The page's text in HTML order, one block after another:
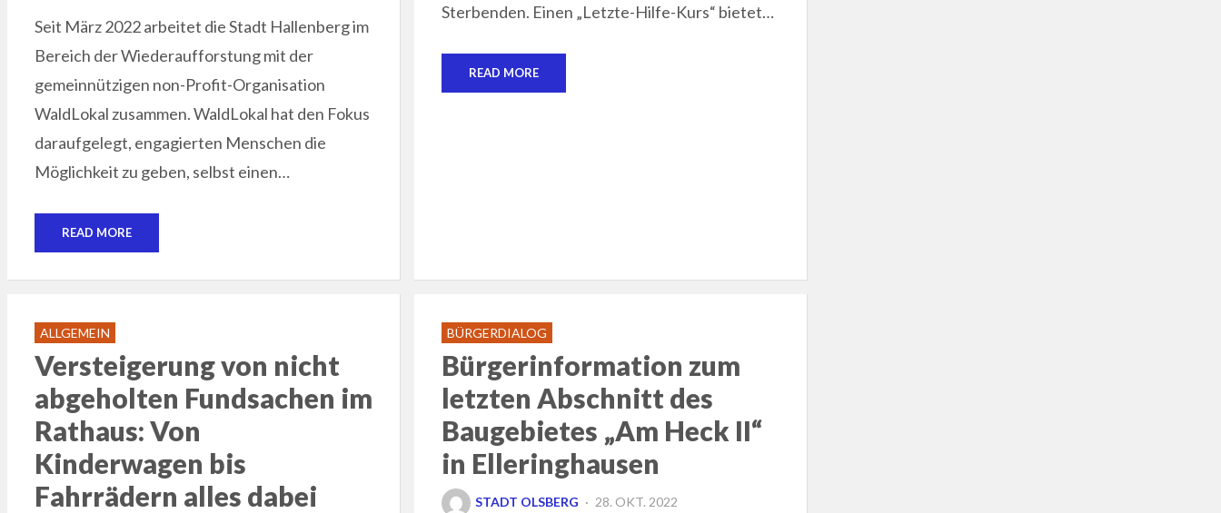
Seit März 2022 arbeitet die Stadt Hallenberg im
Bereich der Wiederaufforstung mit der
gemeinnützigen non-Profit-Organisation
WaldLokal zusammen. WaldLokal hat den Fokus
daraufgelegt, engagierten Menschen die
Möglichkeit zu geben, selbst einen…
READ MORE
Sterbenden. Einen „Letzte-Hilfe-Kurs“ bietet…
READ MORE
ALLGEMEIN
Versteigerung von nicht
abgeholten Fundsachen im
Rathaus: Von
Kinderwagen bis
Fahrrädern alles dabei
BÜRGERDIALOG
Bürgerinformation zum
letzten Abschnitt des
Baugebietes „Am Heck II“
in Elleringhausen
STADT OLSBERG
POSTED
28. OKT. 2022